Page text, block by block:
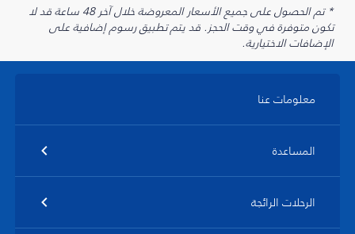
* تم الحصول على جميع الأسعار المعروضة خلال آخر 48 ساعة قد لا
تكون متوفرة في وقت الحجز. قد يتم تطبيق رسوم إضافية على
الإضافات الاختيارية.
معلومات عنا
المساعدة
الرحلات الرائجة